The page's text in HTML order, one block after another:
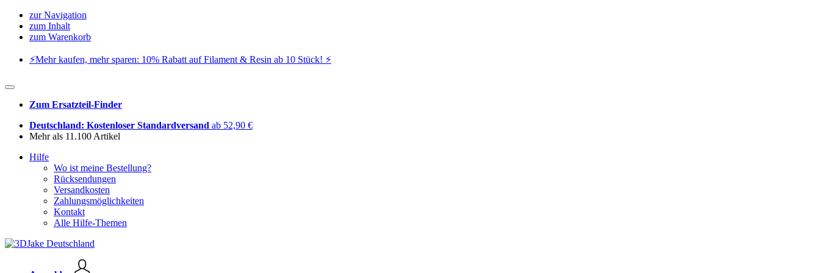
zur Navigation
zum Inhalt
zum Warenkorb
⚡️Mehr kaufen, mehr sparen: 10% Rabatt auf Filament & Resin ab 10 Stück! ⚡️
Zum Ersatzteil-Finder
Deutschland: Kostenloser Standardversand ab 52,90 €
Mehr als 11.100 Artikel
Hilfe
Wo ist meine Bestellung?
Rücksendungen
Versandkosten
Zahlungsmöglichkeiten
Kontakt
Alle Hilfe-Themen